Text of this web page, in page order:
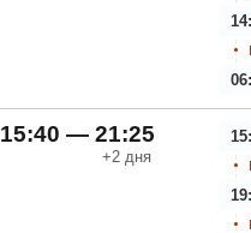
15:40 — 21:25
+2 дня